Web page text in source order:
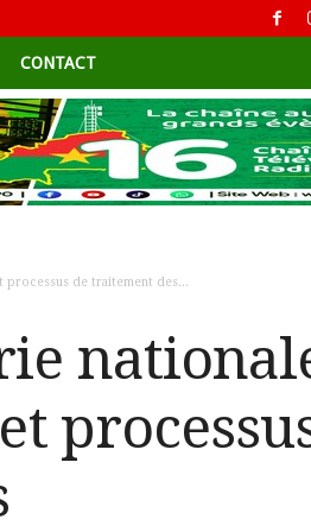
CONTACT
processus de traitement des...